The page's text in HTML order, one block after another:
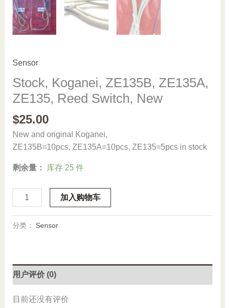
Sensor
Stock, Koganei, ZE135B, ZE135A,
ZE135, Reed Switch, New
$25.00
New and original Koganei,
ZE135B=10pcs, ZE135A=10pcs, ZE135=5pcs in stock
剩余量： 库存 25 件
Stock,
Koganei,
ZE135A,
Switch,
数
加入购物车
分类： Sensor
用户评价 (0)
目前还没有评价